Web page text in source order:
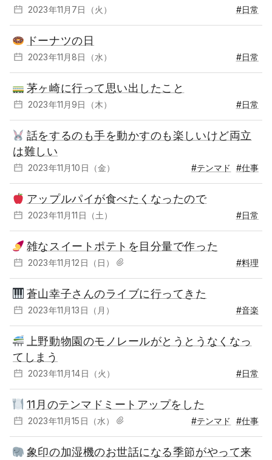
2023年11月7日（火） #日常
ドーナツの日
2023年11月8日（水） #日常
茅ヶ崎に行って思い出したこと
2023年11月9日（木） #日常
話をするのも手を動かすのも楽しいけど両立
は難しい
2023年11月10日（金） #テンマド #仕事
アップルパイが食べたくなったので
2023年11月11日（土） #日常
雑なスイートポテトを目分量で作った
2023年11月12日（日） #料理
蒼山幸子さんのライブに行ってきた
2023年11月13日（月） #音楽
上野動物園のモノレールがとうとうなくなっ
てしまう
2023年11月14日（火） #日常
11月のテンマドミートアップをした
2023年11月15日（水） #テンマド #仕事
象印の加湿機のお世話になる季節がやって来